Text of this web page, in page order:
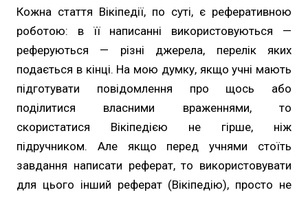
Кожна стаття Вікіпедії, по суті, є реферативною
роботою: в її написанні використовуються —
реферуються — різні джерела, перелік яких
подається в кінці. На мою думку, якщо учні мають
підготувати повідомлення про щось або
поділитися власними враженнями, то
скористатися Вікіпедією не гірше, ніж
підручником. Але якщо перед учнями стоїть
завдання написати реферат, то використовувати
для цього інший реферат (Вікіпедію), просто не